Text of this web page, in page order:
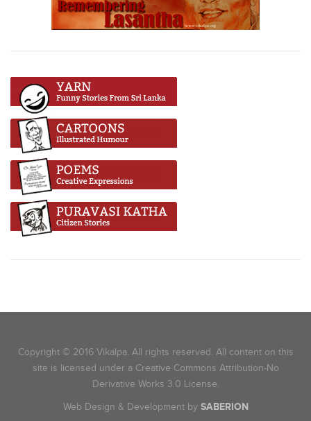
Copyright © 2016 Vikalpa. All rights reserved. All content on this
site is licensed under a Creative Commons Attribution-No
Derivative Works 3.0 License.
Web Design & Development by SABERION